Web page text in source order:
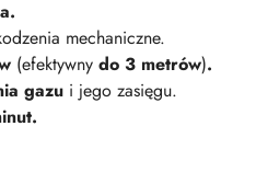
mechaniczne.
(efektywny do 3 metrów).
gazu i jego zasięgu.